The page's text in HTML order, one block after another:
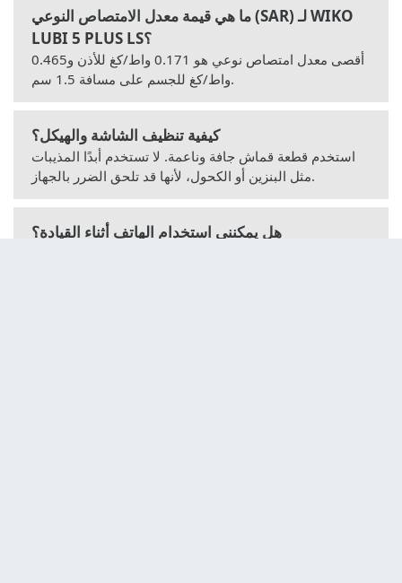
ما هي قيمة معدل الامتصاص النوعي (SAR) لـ WIKO
LUBI 5 PLUS LS؟
أقصى معدل امتصاص نوعي هو 0.171 واط/كغ للأذن و0.465
واط/كغ للجسم على مسافة 1.5 سم.
كيفية تنظيف الشاشة والهيكل؟
استخدم قطعة قماش جافة وناعمة. لا تستخدم أبدًا المذيبات
مثل البنزين أو الكحول، لأنها قد تلحق الضرر بالجهاز.
هل يمكنني استخدام الهاتف أثناء القيادة؟